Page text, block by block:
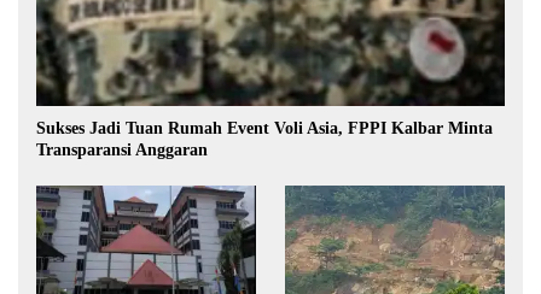
Sukses Jadi Tuan Rumah Event Voli Asia, FPPI Kalbar Minta
Transparansi Anggaran